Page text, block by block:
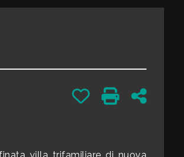
Stampa: Cod.
Preferiti: Cod. 83336